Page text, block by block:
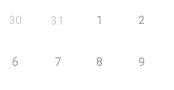
30 31 1 2
6 7 8 9